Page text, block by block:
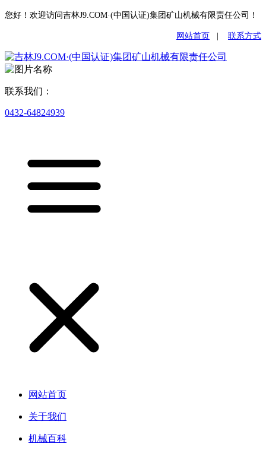
您好！欢迎访问吉林J9.COM·(中国认证)集团矿山机械有限责任公司！
网站首页 联系方式
联系我们：
0432-64824939
网站首页
关于我们
机械百科